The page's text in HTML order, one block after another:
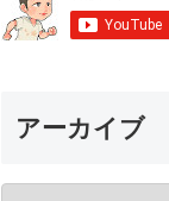
アーカイブ